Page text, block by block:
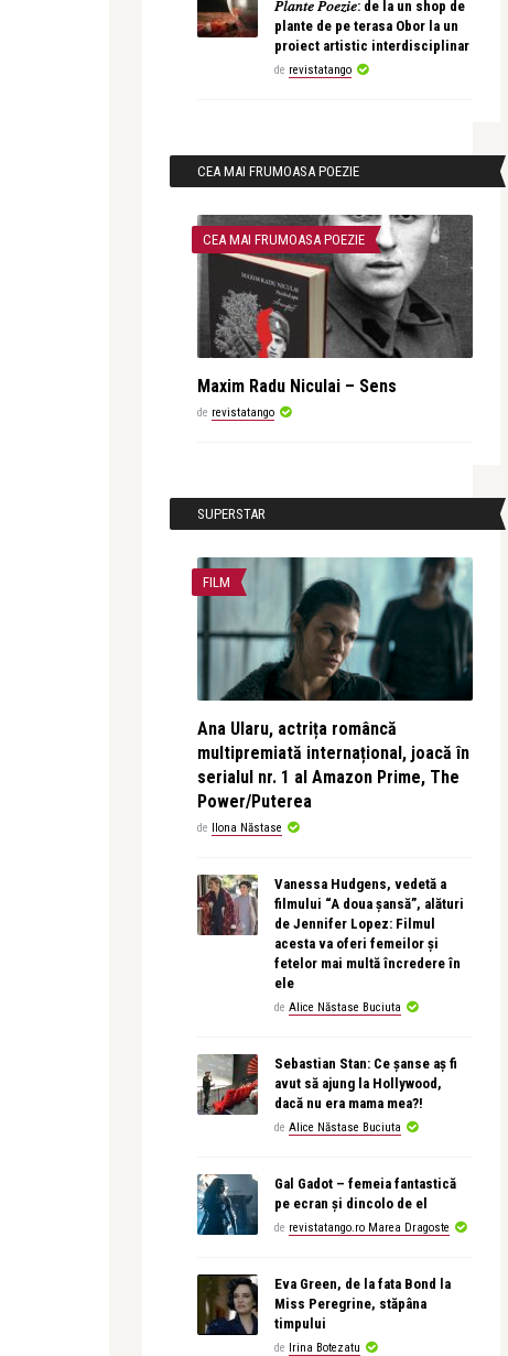
𝑃𝑙𝑎𝑛𝑡𝑒 𝑃𝑜𝑒𝑧𝑖𝑒: de la un shop de
plante de pe terasa Obor la un
proiect artistic interdisciplinar
de revistatango
CEA MAI FRUMOASA POEZIE
CEA MAI FRUMOASA POEZIE
Maxim Radu Niculai – Sens
de revistatango
SUPERSTAR
FILM
Ana Ularu, actrița româncă
multipremiată internațional, joacă în
serialul nr. 1 al Amazon Prime, The
Power/Puterea
de Ilona Năstase
Vanessa Hudgens, vedetă a
filmului “A doua șansă”, alături
de Jennifer Lopez: Filmul
acesta va oferi femeilor și
fetelor mai multă încredere în
ele
de Alice Năstase Buciuta
Sebastian Stan: Ce șanse aș fi
avut să ajung la Hollywood,
dacă nu era mama mea?!
de Alice Năstase Buciuta
Gal Gadot – femeia fantastică
pe ecran și dincolo de el
de revistatango.ro Marea Dragoste
Eva Green, de la fata Bond la
Miss Peregrine, stăpâna
timpului
de Irina Botezatu